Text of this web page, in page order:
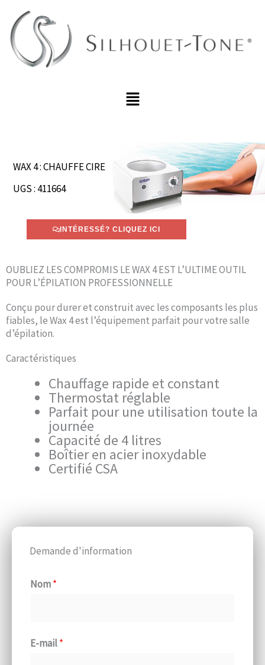
contenu
Menu
WAX 4 : CHAUFFE CIRE
UGS : 411664
INTÉRESSÉ? CLIQUEZ ICI
OUBLIEZ LES COMPROMIS LE WAX 4 EST L’ULTIME OUTIL
POUR L’ÉPILATION PROFESSIONNELLE
Conçu pour durer et construit avec les composants les plus
fiables, le Wax 4 est l’équipement parfait pour votre salle
d’épilation.
Caractéristiques
Chauffage rapide et constant
Thermostat réglable
Parfait pour une utilisation toute la
journée
Capacité de 4 litres
Boîtier en acier inoxydable
Certifié CSA
Demande d'information
Nom*
E-mail*